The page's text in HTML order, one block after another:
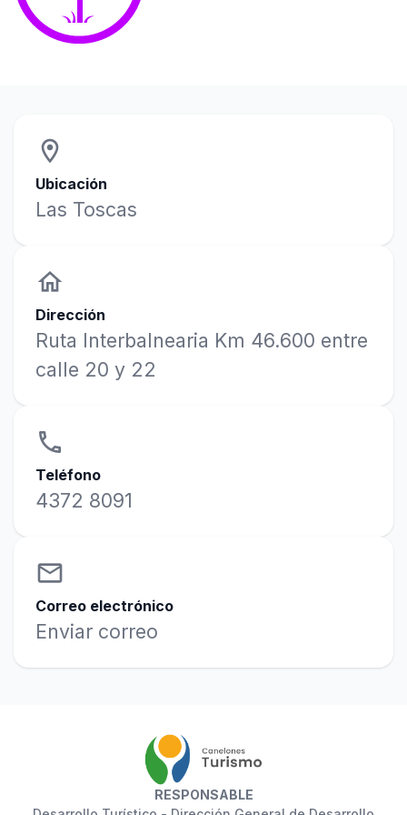
location_on
Ubicación
Las Toscas
home
Dirección
Ruta Interbalnearia Km 46.600 entre
calle 20 y 22
phone
Teléfono
4372 8091
email
Correo electrónico
Enviar correo
RESPONSABLE